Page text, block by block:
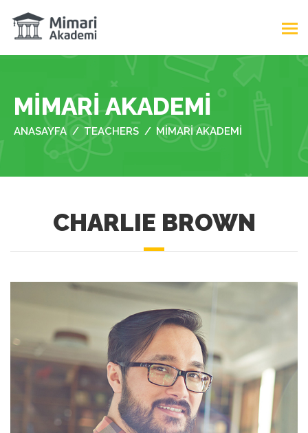
MIMARI AKADEMI
ANASAYFA TEACHERS MIMARI AKADEMI
CHARLIE BROWN